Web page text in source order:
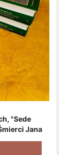
"Sede
Jana
Zestaw 6
Na